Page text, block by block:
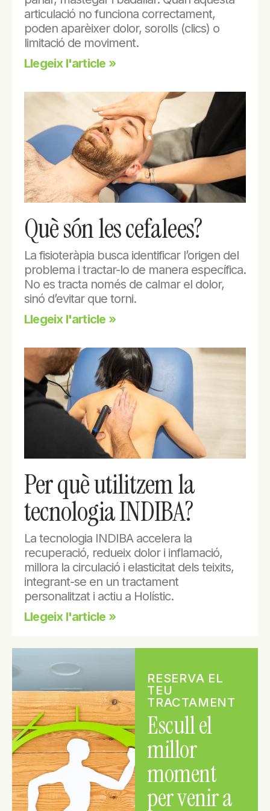
articulació no funciona correctament,
poden aparèixer dolor, sorolls (clics) o
limitació de moviment.
Llegeix l'article »
Què són les cefalees?
La fisioteràpia busca identificar l’origen del
problema i tractar-lo de manera específica.
No es tracta només de calmar el dolor,
sinó d’evitar que torni.
Llegeix l'article »
Per què utilitzem la
tecnologia INDIBA?
La tecnologia INDIBA accelera la
recuperació, redueix dolor i inflamació,
millora la circulació i elasticitat dels teixits,
integrant-se en un tractament
personalitzat i actiu a Holístic.
Llegeix l'article »
RESERVA EL
TEU
TRACTAMENT
Escull el
millor
moment
per venir a